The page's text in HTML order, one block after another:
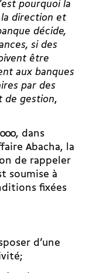
pourquoi la
la direction et
décide,
si des
être
aux banques
par des
de gestion,
dans
Abacha, la
de rappeler
soumise à
fixées
d’une